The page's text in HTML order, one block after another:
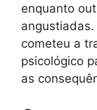
enquanto
cometeu a
psicológico
as